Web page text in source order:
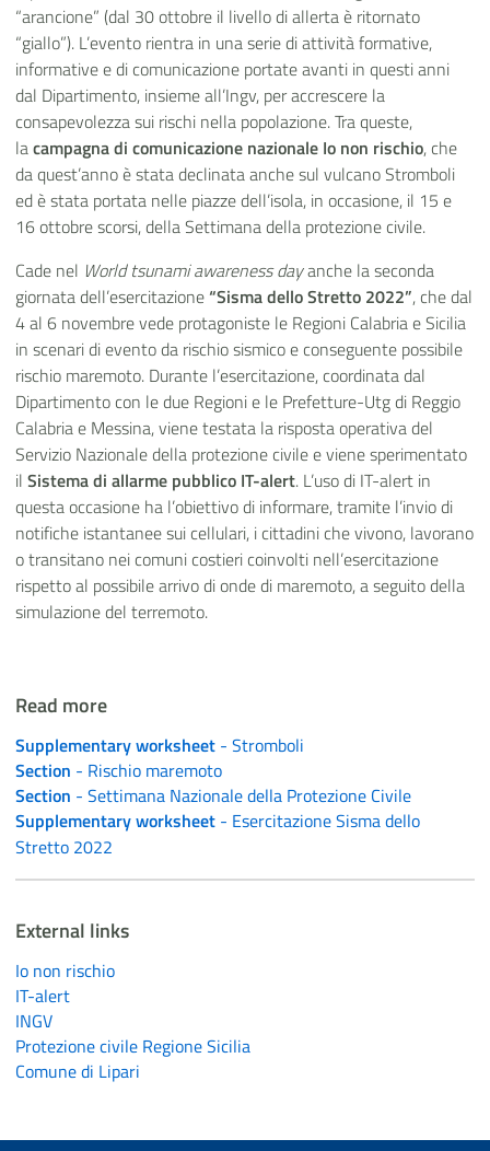
“arancione” (dal 30 ottobre il livello di allerta è ritornato
“giallo”). L’evento rientra in una serie di attività formative,
informative e di comunicazione portate avanti in questi anni
dal Dipartimento, insieme all’Ingv, per accrescere la
consapevolezza sui rischi nella popolazione. Tra queste,
lacampagna di comunicazione nazionale Io non rischio, che
da quest’anno è stata declinata anche sul vulcano Stromboli
ed è stata portata nelle piazze dell’isola, in occasione, il 15 e
16 ottobre scorsi, della Settimana della protezione civile.
Cade nel World tsunami awareness dayanche la seconda
giornata dell’esercitazione“Sisma dello Stretto 2022”, che dal
4 al 6 novembre vede protagoniste le Regioni Calabria e Sicilia
in scenari di evento da rischio sismico e conseguente possibile
rischio maremoto. Durante l’esercitazione, coordinata dal
Dipartimento con le due Regioni e le Prefetture-Utg di Reggio
Calabria e Messina, viene testata la risposta operativa del
Servizio Nazionale della protezione civile e viene sperimentato
il Sistema di allarme pubblico IT-alert. L’uso di IT-alert in
questa occasione ha l’obiettivo di informare, tramite l’invio di
notifiche istantanee sui cellulari, i cittadini che vivono, lavorano
o transitano nei comuni costieri coinvolti nell’esercitazione
rispetto al possibile arrivo di onde di maremoto, a seguito della
simulazione del terremoto.
Read more
Supplementary worksheet - Stromboli
Section - Rischio maremoto
Section - Settimana Nazionale della Protezione Civile
Supplementary worksheet - Esercitazione Sisma dello
Stretto 2022
External links
Io non rischio
IT-alert
INGV
Protezione civile Regione Sicilia
Comune di Lipari